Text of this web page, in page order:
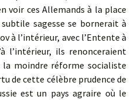
voir ces Allemands à la place
sagesse se bornerait à
à l’intérieur, avec l’Entente à
l’inté­rieur, ils renonceraient
moindre réforme socialiste
de cette célèbre prudence de
est un pays agraire où le